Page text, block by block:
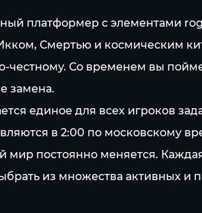
платформер с элементами
Смертью и космическим
честному. Со временем вы
замена.
единое для всех игроков
в 2:00 по московскому
постоянно меняется. Каждая
из множества активных и